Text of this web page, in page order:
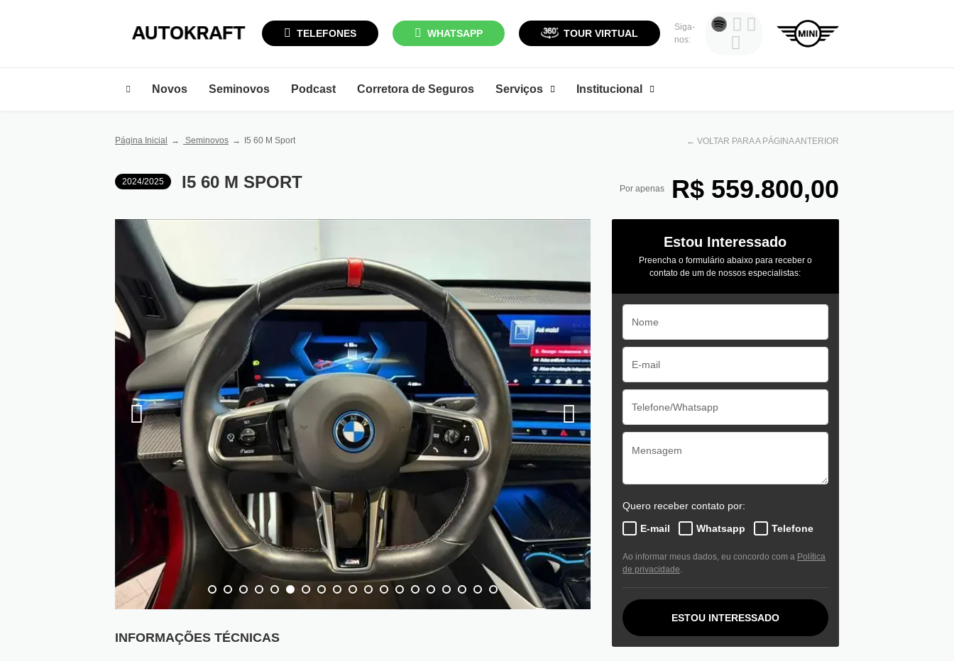
TELEFONES WHATSAPP TOUR VIRTUAL
Siga-
nos:
Novos Seminovos Podcast Corretora de Seguros Serviços Institucional
Página Inicial Seminovos I5 60 M Sport ← VOLTAR PARA A PÁGINA ANTERIOR
2024/2025 I5 60 M SPORT Por apenas R$ 559.800,00
INFORMAÇÕES TÉCNICAS
Estou Interessado
Preencha o formulário abaixo para receber o
contato de um de nossos especialistas:
Quero receber contato por:
E-mail
Whatsapp Telefone
Ao informar meus dados, eu concordo com a Política
de privacidade
ESTOU INTERESSADO